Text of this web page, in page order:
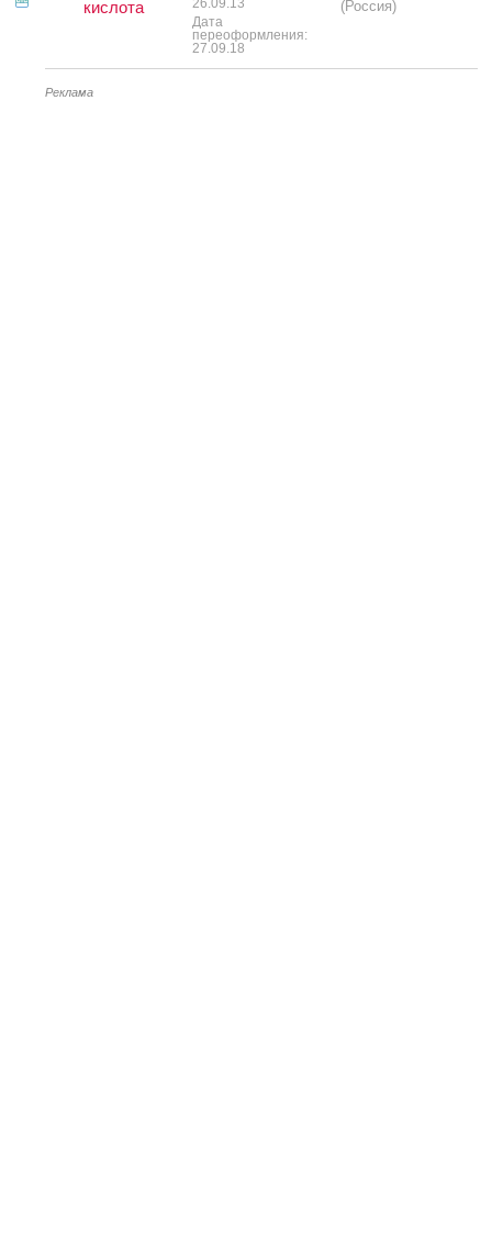
кислота
Дата
переоформления:
27.09.18
(Россия)
Реклама